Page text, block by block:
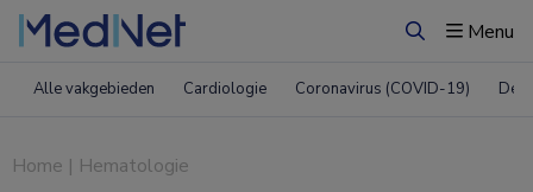
ZoekenMenu
Alle vakgebieden Cardiologie Coronavirus (COVID-19)
Home | Hematologie